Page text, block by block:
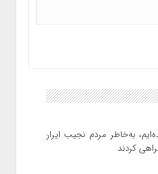
به‌خاطر مردم نجیب ایران
کردند